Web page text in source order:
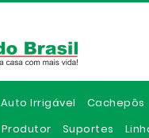
Auto Irrigável Cachepôs
Produtor Suportes